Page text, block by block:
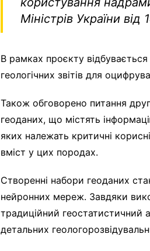
Міністрів України
В рамках проєкту
геологічних звітів для
Також обговорено питання
геоданих, що містять
яких належать критичні
вміст у цих породах.
Створенні набори геоданих
нейронних мереж. Завдяки
традиційний геостатистичний
детальних